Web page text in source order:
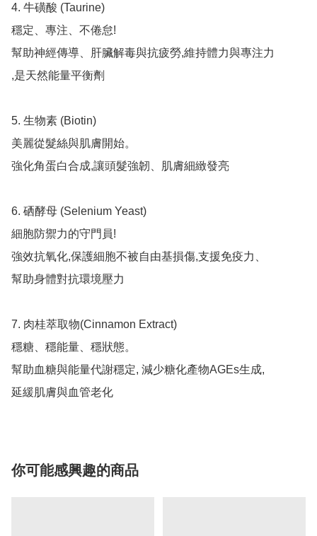
4. 牛磺酸 (Taurine)
穩定、專注、不倦怠!
幫助神經傳導、肝臟解毒與抗疲勞,維持體力與專注力
,是天然能量平衡劑
5. 生物素 (Biotin)
美麗從髮絲與肌膚開始。
強化角蛋白合成,讓頭髮強韌、肌膚細緻發亮
6. 硒酵母 (Selenium Yeast)
細胞防禦力的守門員!
強效抗氧化,保護細胞不被自由基損傷,支援免疫力、
幫助身體對抗環境壓力
7. 肉桂萃取物(Cinnamon Extract)
穩糖、穩能量、穩狀態。
幫助血糖與能量代謝穩定, 減少糖化產物AGEs生成,
延緩肌膚與血管老化
你可能感興趣的商品